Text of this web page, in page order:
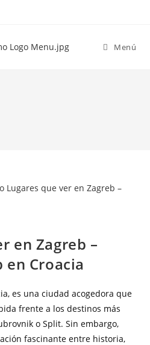
Menú
en Zagreb –
en Croacia
es una ciudad acogedora que
frente a los destinos más
o Split. Sin embargo,
fascinante entre historia,